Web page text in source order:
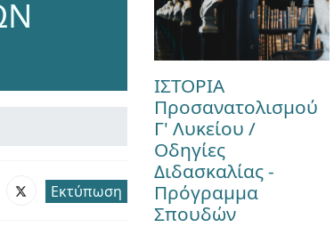
Εκτύπωση
ΙΣΤΟΡΙΑ
Προσανατολισμού
Γ' Λυκείου /
Οδηγίες
Διδασκαλίας -
Πρόγραμμα
Σπουδών